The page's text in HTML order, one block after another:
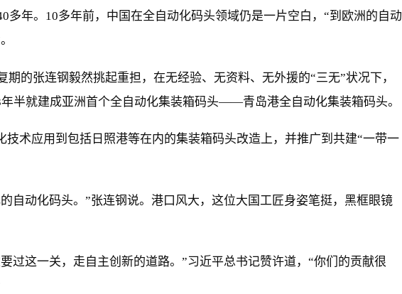
多年。10多年前，中国在全自动化码头领域仍是一片空白，“到欧洲的自动
期的张连钢毅然挑起重担，在无经验、无资料、无外援的“三无”状况下，
半就建成亚洲首个全自动化集装箱码头——青岛港全自动化集装箱码头。
技术应用到包括日照港等在内的集装箱码头改造上，并推广到共建“一带一
自动化码头。”张连钢说。港口风大，这位大国工匠身姿笔挺，黑框眼镜
过这一关，走自主创新的道路。”习近平总书记赞许道，“你们的贡献很